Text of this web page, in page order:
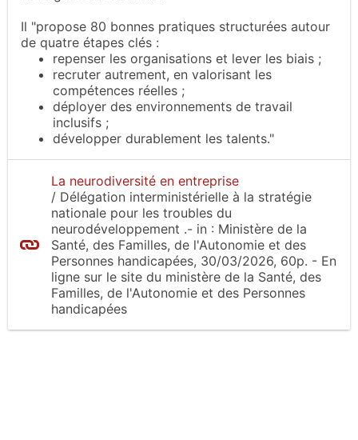
Il "propose 80 bonnes pratiques structurées autour
de quatre étapes clés :
repenser les organisations et lever les biais ;
recruter autrement, en valorisant les
compétences réelles ;
déployer des environnements de travail
inclusifs ;
développer durablement les talents."
La neurodiversité en entreprise
/ Délégation interministérielle à la stratégie
nationale pour les troubles du
neurodéveloppement .- in : Ministère de la
Santé, des Familles, de l'Autonomie et des
Personnes handicapées, 30/03/2026, 60p. - En
ligne sur le site du ministère de la Santé, des
Familles, de l'Autonomie et des Personnes
handicapées